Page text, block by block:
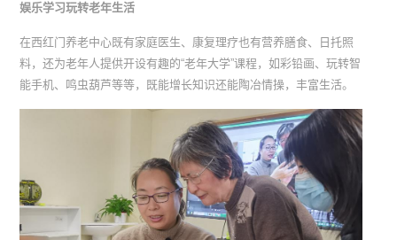
娱乐学习玩转老年生活
在西红门养老中心既有家庭医生、康复理疗也有营养膳食、日托照
料，还为老年人提供开设有趣的“老年大学”课程，如彩铅画、玩转智
能手机、鸣虫葫芦等等，既能增长知识还能陶冶情操，丰富生活。